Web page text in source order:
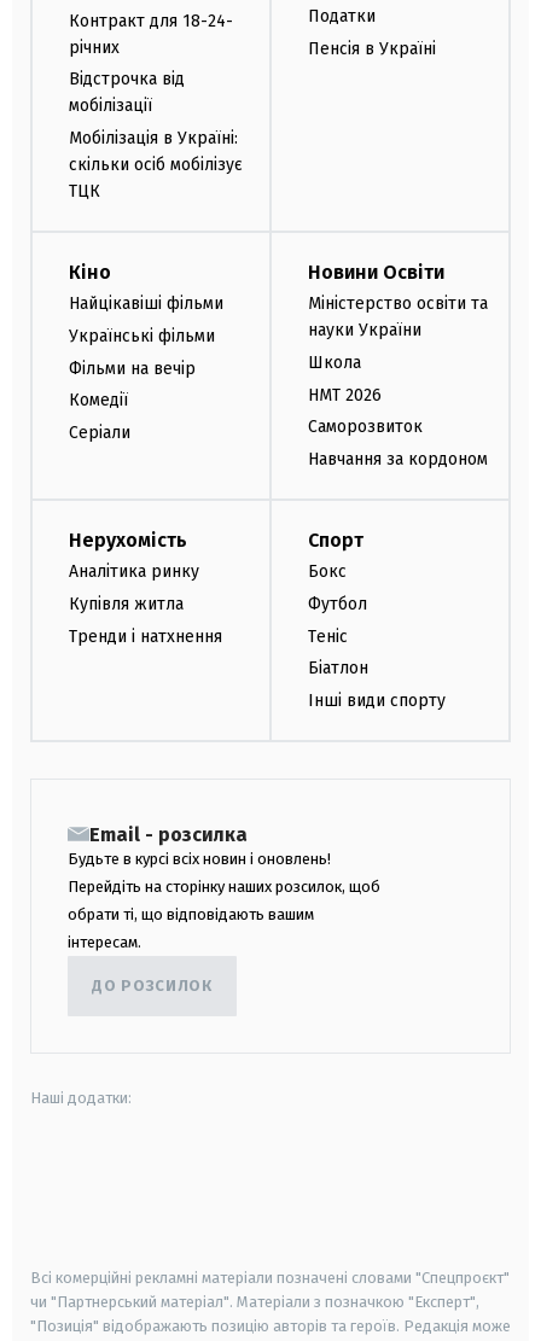
Контракт для 18-24-
річних
Відстрочка від
мобілізації
Мобілізація в Україні:
скільки осіб мобілізує
ТЦК
Податки
Пенсія в Україні
Кіно
Найцікавіші фільми
Українські фільми
Фільми на вечір
Комедії
Серіали
Новини Освіти
Міністерство освіти та
науки України
Школа
НМТ 2026
Саморозвиток
Навчання за кордоном
Нерухомість
Аналітика ринку
Купівля житла
Тренди і натхнення
Спорт
Бокс
Футбол
Теніс
Біатлон
Інші види спорту
Email - розсилка
Будьте в курсі всіх новин і оновлень!
Перейдіть на сторінку наших розсилок, щоб
обрати ті, що відповідають вашим
інтересам.
ДО РОЗСИЛОК
Наші додатки:
Всі комерційні рекламні матеріали позначені словами "Спецпроєкт"
чи "Партнерський матеріал". Матеріали з позначкою "Експерт",
"Позиція" відображають позицію авторів та героїв. Редакція може